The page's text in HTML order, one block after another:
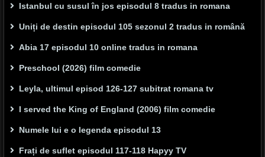
Istanbul cu susul în jos episodul 8 tradus in romana
Uniți de destin episodul 105 sezonul 2 tradus in română
Abia 17 episodul 10 online tradus in romana
Preschool (2026) film comedie
Leyla, ultimul episod 126-127 subitrat romana tv
I served the King of England (2006) film comedie
Numele lui e o legenda episodul 13
Frați de suflet episodul 117-118 Hapyy TV